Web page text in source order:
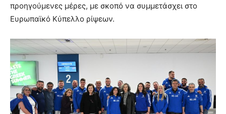
προηγούμενες μέρες, με σκοπό να συμμετάσχει στο
Ευρωπαϊκό Κύπελλο ρίψεων.